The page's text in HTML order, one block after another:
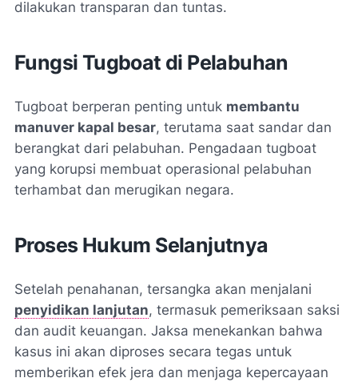
dilakukan transparan dan tuntas.
Fungsi Tugboat di Pelabuhan
Tugboat berperan penting untuk membantu
manuver kapal besar, terutama saat sandar dan
berangkat dari pelabuhan. Pengadaan tugboat
yang korupsi membuat operasional pelabuhan
terhambat dan merugikan negara.
Proses Hukum Selanjutnya
Setelah penahanan, tersangka akan menjalani
penyidikan lanjutan, termasuk pemeriksaan saksi
dan audit keuangan. Jaksa menekankan bahwa
kasus ini akan diproses secara tegas untuk
memberikan efek jera dan menjaga kepercayaan